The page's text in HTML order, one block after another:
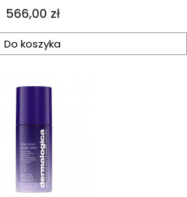
Cena
566,00 zł
Do koszyka